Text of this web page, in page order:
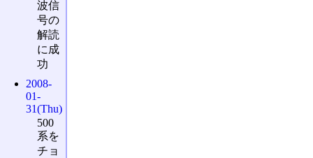
波信
号の
解読
に成
功
2008-
01-
31(Thu)
500
系を
チョ